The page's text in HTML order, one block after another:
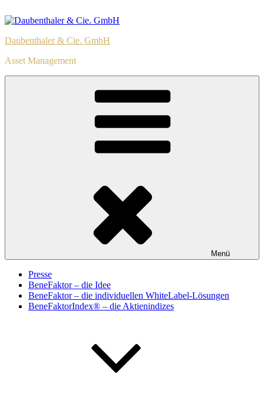
Inhalt
Daubenthaler & Cie. GmbH
Asset Management
Menü
Presse
BeneFaktor – die Idee
BeneFaktor – die individuellen WhiteLabel-Lösungen
BeneFaktorIndex® – die Aktienindizes